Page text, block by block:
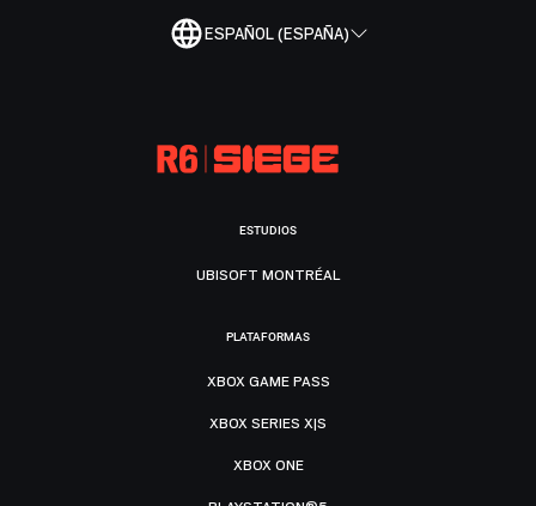
ESPAÑOL (ESPAÑA)
ESTUDIOS
UBISOFT MONTRÉAL
PLATAFORMAS
XBOX GAME PASS
XBOX SERIES X|S
XBOX ONE